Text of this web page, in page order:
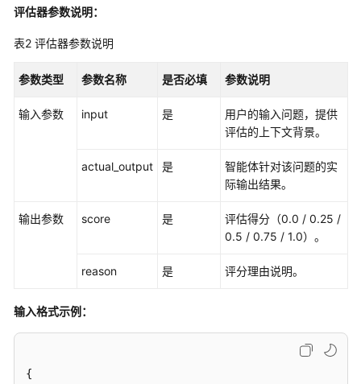
应
发
智
组
型
评估器参数说明：
表2 评估器参数说明
参数类型 参数名称 是否必填 参数说明
输入参数 input 是
用户的输入问题，提供
评估的上下文背景。
actual_output 是
智能体针对该问题的实
际输出结果。
输出参数 score 是
评估得分（0.0 / 0.25 /
0.5 / 0.75 / 1.0）。
reason 是 评分理由说明。
输入格式示例：
{